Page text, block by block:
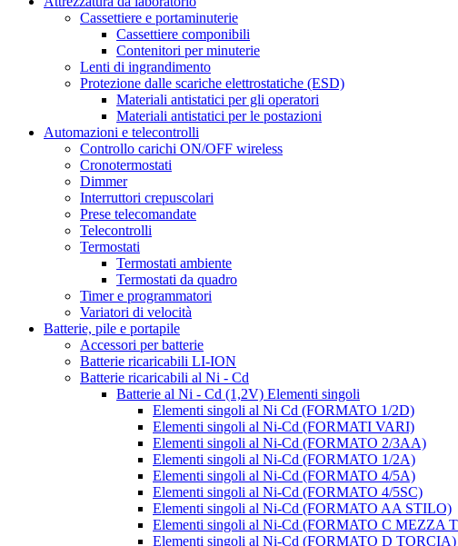
Cassettiere e portaminuterie
Cassettiere componibili
Contenitori per minuterie
Lenti di ingrandimento
Protezione dalle scariche elettrostatiche (ESD)
Materiali antistatici per gli operatori
Materiali antistatici per le postazioni
Automazioni e telecontrolli
Controllo carichi ON/OFF wireless
Cronotermostati
Dimmer
Interruttori crepuscolari
Prese telecomandate
Telecontrolli
Termostati
Termostati ambiente
Termostati da quadro
Timer e programmatori
Variatori di velocità
Batterie, pile e portapile
Accessori per batterie
Batterie ricaricabili LI-ION
Batterie ricaricabili al Ni - Cd
Batterie al Ni - Cd (1,2V) Elementi singoli
Elementi singoli al Ni Cd (FORMATO 1/2D)
Elementi singoli al Ni-Cd (FORMATI VARI)
Elementi singoli al Ni-Cd (FORMATO 2/3AA)
Elementi singoli al Ni-Cd (FORMATO 1/2A)
Elementi singoli al Ni-Cd (FORMATO 4/5A)
Elementi singoli al Ni-Cd (FORMATO 4/5SC)
Elementi singoli al Ni-Cd (FORMATO AA STILO)
Elementi singoli al Ni-Cd (FORMATO C MEZZA
Elementi singoli al Ni-Cd (FORMATO D TORCIA)